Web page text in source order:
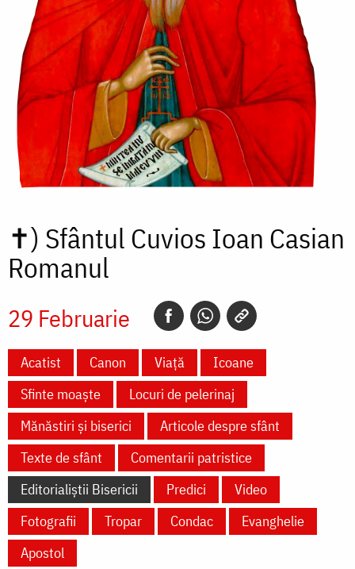
✝) Sfântul Cuvios Ioan Casian
Romanul
29 Februarie
Acatist Canon Viață
Icoane
Sfinte moaște
Locuri de pelerinaj
Mănăstiri și biserici
Articole despre sfânt
Texte de sfânt
Comentarii patristice
Editorialiștii Bisericii
Predici
Video
Fotografii
Tropar Condac
Evanghelie
Apostol